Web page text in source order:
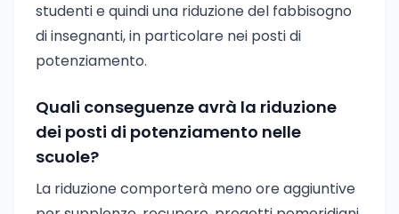
studenti e quindi una riduzione del fabbisogno
di insegnanti, in particolare nei posti di
potenziamento.
Quali conseguenze avrà la riduzione
dei posti di potenziamento nelle
scuole?
La riduzione comporterà meno ore aggiuntive